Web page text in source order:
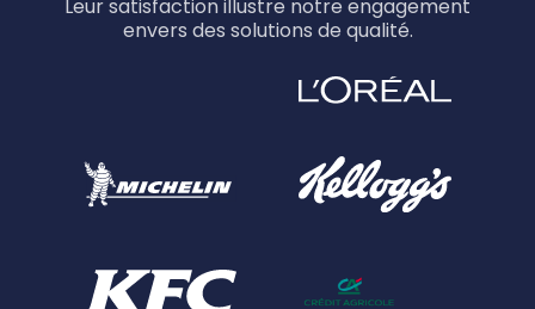
Leur satisfaction illustre notre engagement
envers des solutions de qualité.